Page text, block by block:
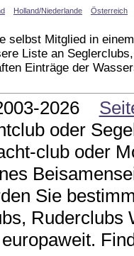
Holland/Niederlande Österreich
selbst Mitglied in
Liste an
Einträge der
2026
oder
club oder
Sie
europaweit.